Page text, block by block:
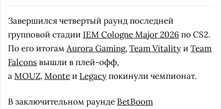
Завершился четвертый раунд последней
групповой стадии IEM Cologne Major 2026 по CS2.
По его итогам Aurora Gaming,Team Vitalityи Team
Falconsвышли в плей-офф,
аMOUZ,Monteи Legacyпокинули чемпионат.
В заключительном раунде BetBoom